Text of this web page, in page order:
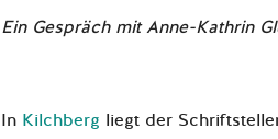
Ein Gespräch mit Anne-Kathrin
In Kilchberg liegt der